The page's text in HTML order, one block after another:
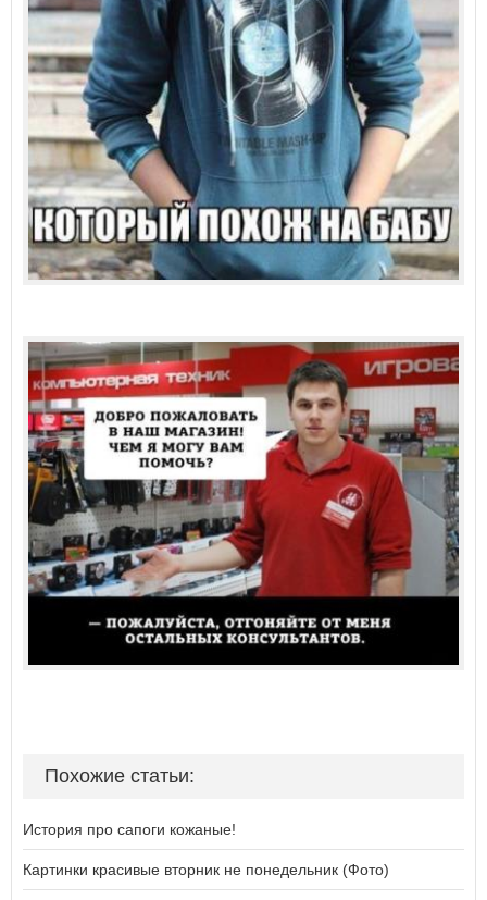
Похожие статьи:
История про сапоги кожаные!
Картинки красивые вторник не понедельник (Фото)